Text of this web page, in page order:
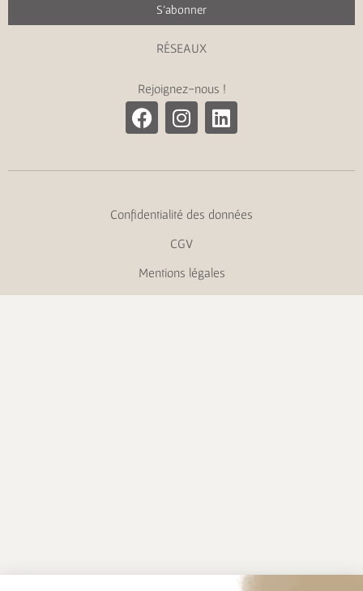
S'abonner
RÉSEAUX
Rejoignez-nous !
Confidentialité des données
CGV
Mentions légales